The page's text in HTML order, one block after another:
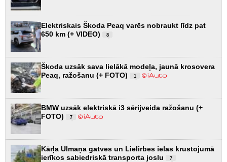
Elektriskais Škoda Peaq varēs nobraukt līdz pat
650 km (+ VIDEO)
8
Škoda uzsāk sava lielākā modeļa, jaunā krosovera
Peaq, ražošanu (+ FOTO)
1
BMW uzsāk elektriskā i3 sērijveida ražošanu (+
FOTO)
7
Kārļa Ulmaņa gatves un Lielirbes ielas krustojumā
ierīkos sabiedriskā transporta joslu
7